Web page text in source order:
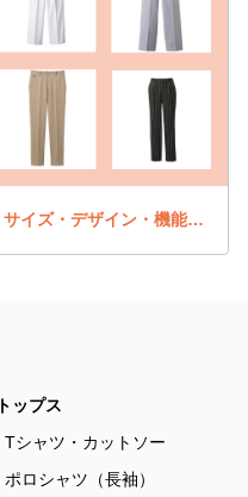
飲食店のシェフパンツの選び方｜サイズ・デザイン・機能に注目
トップス
Tシャツ・カットソー
ポロシャツ（長袖）